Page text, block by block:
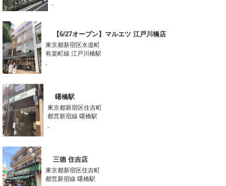
-
【6/27オープン】マルエツ 江戸川橋店
東京都新宿区水道町
有楽町線 江戸川橋駅
-
曙橋駅
東京都新宿区住吉町
都営新宿線 曙橋駅
-
三徳 住吉店
東京都新宿区住吉町
都営新宿線 曙橋駅